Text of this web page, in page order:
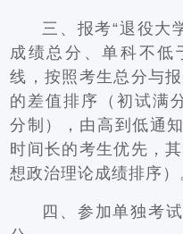
三、报考“退役大
成绩总分、单科不低
线，按照考生总分与
的差值排序（初试满
分制），由高到低通
时间长的考生优先，
想政治理论成绩排序）
四、参加单独考